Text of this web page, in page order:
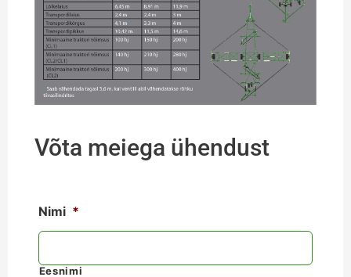
Võta meiega ühendust
Nimi *
Eesnimi